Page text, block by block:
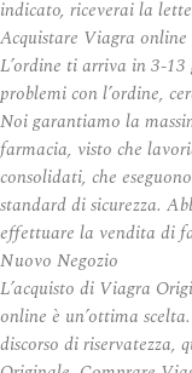
indicato, riceverai la
Acquistare Viagra
L’ordine ti arriva in 3-
problemi con l’ordine,
Noi garantiamo la
farmacia, visto che
consolidati, che
standard di sicurezza.
effettuare la vendita di
Nuovo Negozio
L’acquisto di Viagra
online è un’ottima
discorso di riservatezza,